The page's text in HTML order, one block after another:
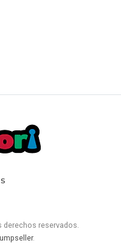
reservados.
.